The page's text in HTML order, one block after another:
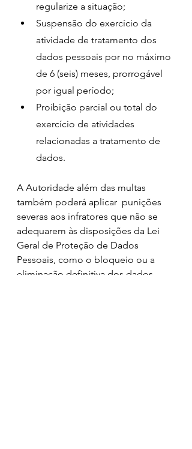
regularize a situação;
Suspensão do exercício da
atividade de tratamento dos
dados pessoais por no máximo
de 6 (seis) meses, prorrogável
por igual período;
Proibição parcial ou total do
exercício de atividades
relacionadas a tratamento de
dados.
A Autoridade além das multas
também poderá aplicar  punições
severas aos infratores que não se
adequarem às disposições da Lei
Geral de Proteção de Dados
Pessoais, como o bloqueio ou a
eliminação definitiva dos dados